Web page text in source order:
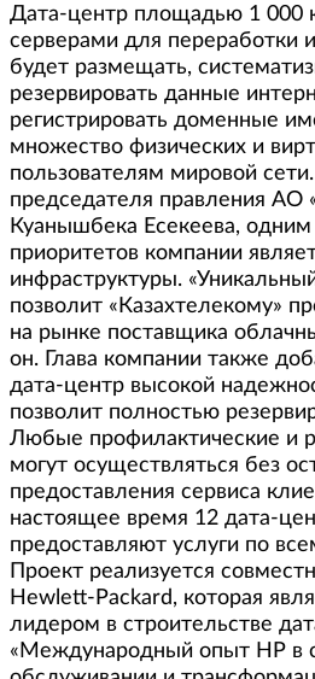
Дата-центр площадью 1 000
серверами для переработки
будет размещать,
резервировать данные
регистрировать доменные
множество физических и
пользователям мировой
председателя правления АО
Куанышбека Есекеева,
приоритетов компании
инфраструктуры.
позволит «Казахтелекому»
на рынке поставщика
он. Глава компании также
дата-центр высокой
позволит полностью
Любые профилактические и
могут осуществляться без
предоставления сервиса
настоящее время 12 дата-
предоставляют услуги по
Проект реализуется
Hewlett-Packard, которая
лидером в строительстве
«Международный опыт НР в